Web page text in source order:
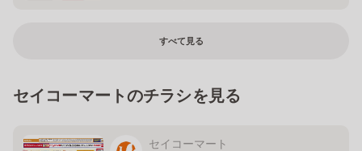
すべて見る
セイコーマートのチラシを見る
セイコーマート